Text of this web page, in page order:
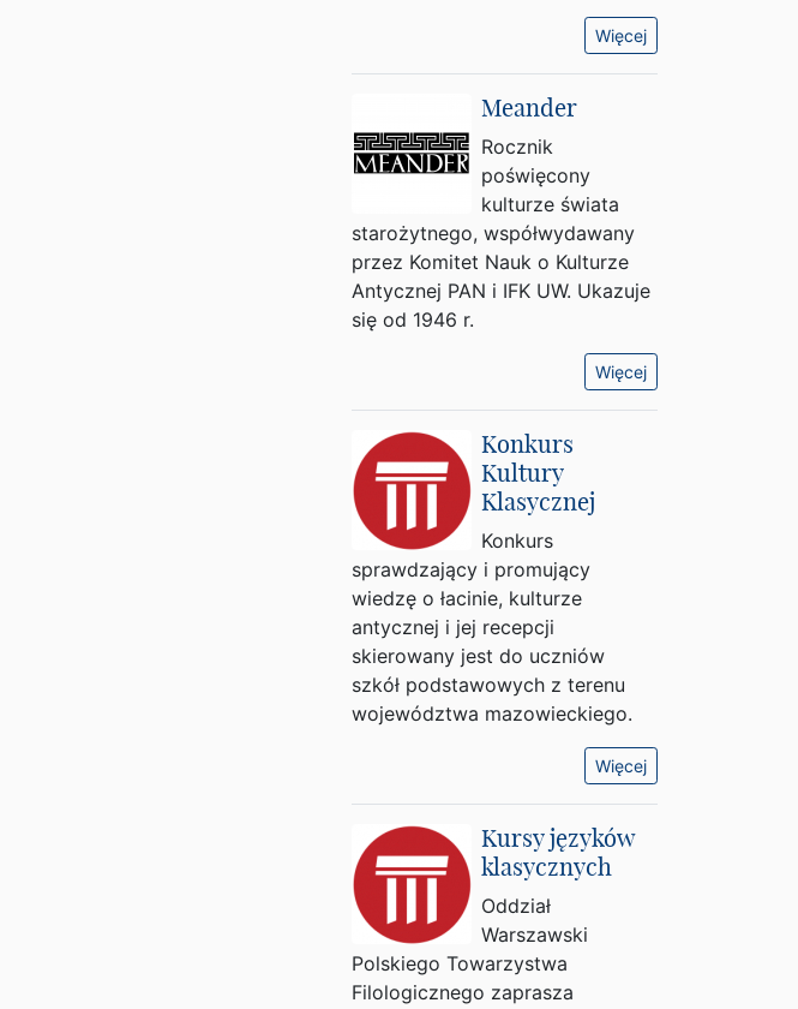
Więcej
Meander
Rocznik
poświęcony
kulturze świata
starożytnego, współwydawany
przez Komitet Nauk o Kulturze
Antycznej PAN i IFK UW. Ukazuje
się od 1946 r.
Więcej
Konkurs
Kultury
Klasycznej
Konkurs
sprawdzający i promujący
wiedzę o łacinie, kulturze
antycznej i jej recepcji
skierowany jest do uczniów
szkół podstawowych z terenu
województwa mazowieckiego.
Więcej
Kursy języków
klasycznych
Oddział
Warszawski
Polskiego Towarzystwa
Filologicznego zaprasza